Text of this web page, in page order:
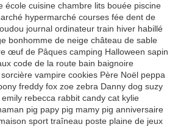
école cuisine chambre lits bouée piscine
hypermarché courses fée dent de
journal ordinateur train hiver habillé
bonhomme de neige château de sable
œuf de Pâques camping Halloween sapin
code de la route bain baignoire
vampire cookies Père Noël peppa
freddy fox zoe zebra Danny dog suzy
rebecca rabbit candy cat kylie
pig papy pig mamy pig anniversaire
sport traîneau poste plaine de jeux